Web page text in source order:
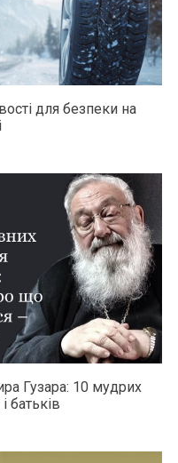
для безпеки на
Гузара: 10 мудрих
батьків